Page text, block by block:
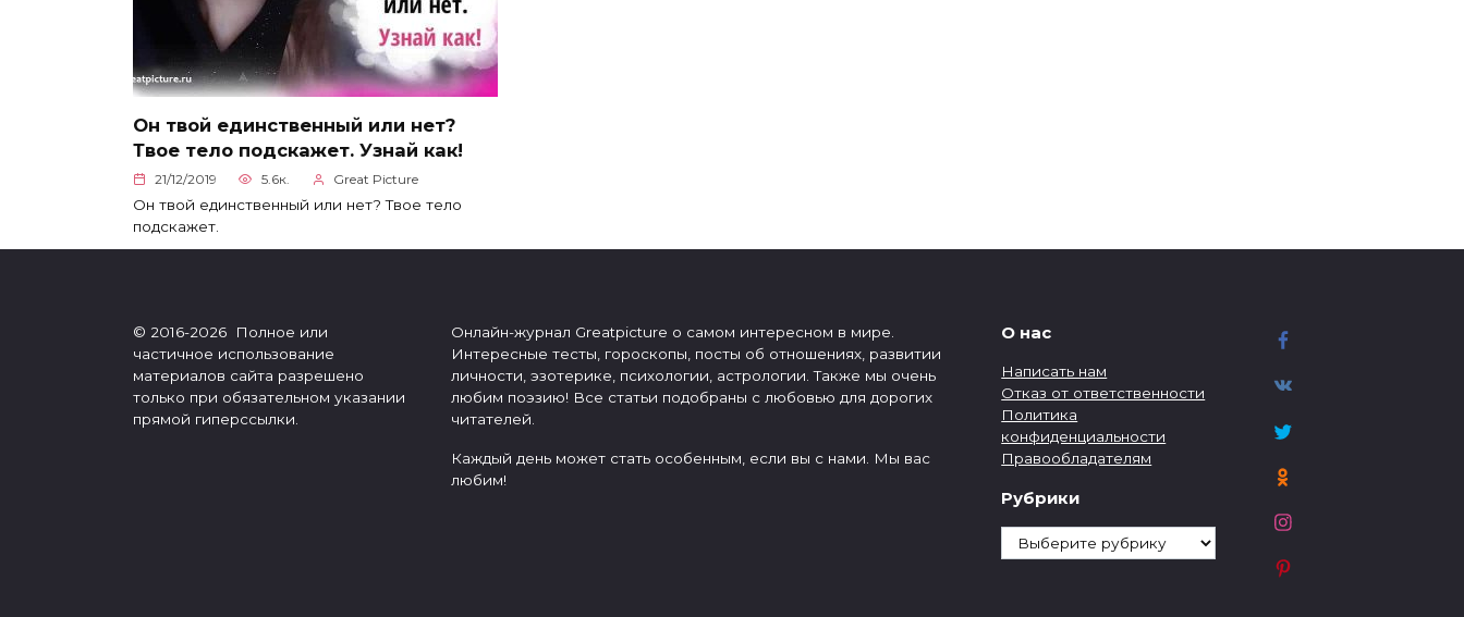
Он твой единственный или нет?
Твое тело подскажет. Узнай как!
21/12/2019 5.6к. Great Picture
Он твой единственный или нет? Твое тело
подскажет.
© 2016-2026 Полное или
частичное использование
материалов сайта разрешено
только при обязательном указании
прямой гиперссылки.
Онлайн-журнал Greatpicture о самом интересном в мире.
Интересные тесты, гороскопы, посты об отношениях, развитии
личности, эзотерике, психологии, астрологии. Также мы очень
любим поэзию! Все статьи подобраны с любовью для дорогих
читателей.
Каждый день может стать особенным, если вы с нами. Мы вас
любим!
О нас
Написать нам
Отказ от ответственности
Политика
конфиденциальности
Правообладателям
Рубрики
Рубрики